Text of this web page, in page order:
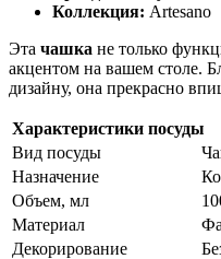
Коллекция: Artesano
Эта чашка не только
акцентом на вашем столе.
дизайну, она прекрасно
Характеристики посуды
Вид посуды
Назначение
Объем, мл
Материал
Декорирование